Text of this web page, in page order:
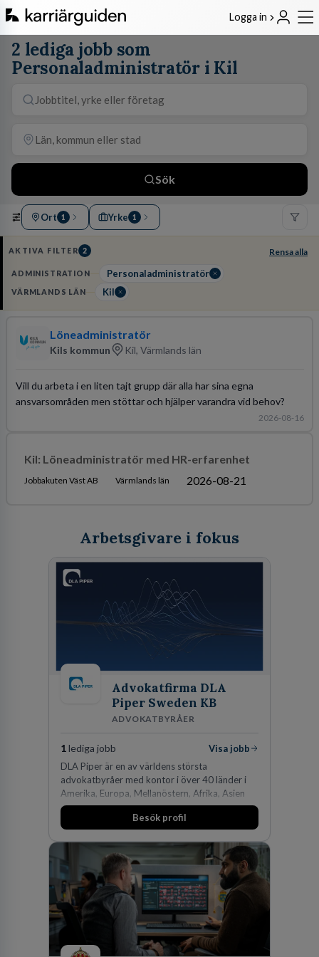
Logga in
2 lediga jobb som
Personaladministratör i Kil
Sök
Ort 1 Yrke 1
AKTIVA FILTER 2 Rensa alla
ADMINISTRATION Personaladministratör
VÄRMLANDS LÄN Kil
Löneadministratör
Kils kommun Kil, Värmlands län
Vill du arbeta i en liten tajt grupp där alla har sina egna
ansvarsområden men stöttar och hjälper varandra vid behov?
2026-08-16
Kil: Löneadministratör med HR-erfarenhet
Jobbakuten Väst AB Värmlands län 2026-08-21
Arbetsgivare i fokus
Advokatfirma DLA
Piper Sweden KB
ADVOKATBYRÅER
1lediga jobb
Visa jobb
DLA Piper är en av världens största
advokatbyråer med kontor i över 40 länder i
Amerika, Europa, Mellanöstern, Afrika, Asien
och Oceanien. Vi är specialister inom
affärsjuridikens alla områden och vi har några
fler än 450 jurister på fem kontor i Stockholm,
Köpenhamn, Århus, Oslo och Helsingfors kan vi
på DLA Piper erbjuda våra klienter en unik,
effektiv och gränsöverskridande nordisk
expertis. På vårt kontor i centrala Stockholm är
vi idag drygt 240 medarbetare.
Besök profil